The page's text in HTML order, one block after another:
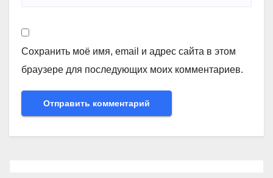
Сохранить моё имя, email и адрес сайта в этом
браузере для последующих моих комментариев.